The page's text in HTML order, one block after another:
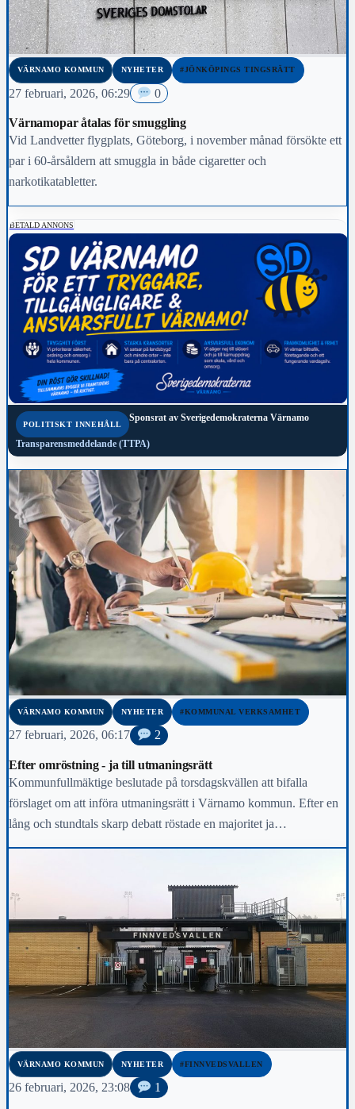
VÄRNAMO KOMMUN NYHETER #JÖNKÖPINGS TINGSRÄTT
27 februari, 2026, 06:29 0
Värnamopar åtalas för smuggling
Vid Landvetter flygplats, Göteborg, i november månad försökte ett
par i 60-årsåldern att smuggla in både cigaretter och
narkotikatabletter.
BETALD ANNONS
POLITISKT INNEHÅLL
Sponsrat av Sverigedemokraterna Värnamo
Transparensmeddelande (TTPA)
VÄRNAMO KOMMUN NYHETER #KOMMUNAL VERKSAMHET
27 februari, 2026, 06:17 2
Efter omröstning - ja till utmaningsrätt
Kommunfullmäktige beslutade på torsdagskvällen att bifalla
förslaget om att införa utmaningsrätt i Värnamo kommun. Efter en
lång och stundtals skarp debatt röstade en majoritet ja…
VÄRNAMO KOMMUN NYHETER #FINNVEDSVALLEN
26 februari, 2026, 23:08 1